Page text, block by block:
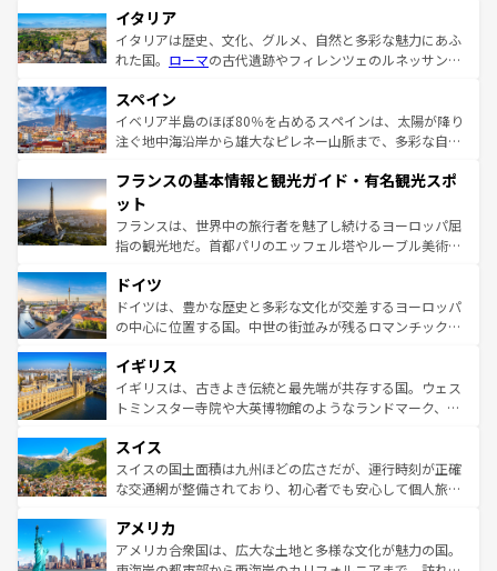
イタリア
イタリアは歴史、文化、グルメ、自然と多彩な魅力にあふ
れた国。 ローマの古代遺跡やフィレンツェのルネッサンス
ろん、トスカーナの美しい田園風景やアマルフィ海岸の絶
景など、自然景観も見逃せない。観光の合間には、本場の
ピザやパスタなど、絶品のイタリア料理を堪能することも
ませてくれるイタリアで、忘れられない旅をしてみよう！
なお、新着のイタリア情報は
しい。
スペイン
イベリア半島のほぼ80％を占めるスペインは、太陽が降り
注ぐ地中海沿岸から雄大なピレネー山脈まで、多彩な自然
文化が根付くこの国では、情熱的なフラメンコ、熱気あふ
れる闘牛、そして美味しいタパスが生活の一部となってい
る。首都マドリードの洗練された雰囲気や、バルセロナの
アートに溢れた街角から、地方では古代ローマ遺跡や中世
せる。地方によって風土や気候が異なるスペインはその個
性で訪れる人を魅了する。 なお、新着のスペイン情報は コ
ンテンツ一覧を参照してほしい。
フランスの基本情報と観光ガイド・有名観光スポ
ット
フランスは、世界中の旅行者を魅了し続けるヨーロッパ屈
指の観光地だ。首都パリのエッフェル塔やルーブル美術館
で、幅広い魅力が詰まっている。華麗な宮殿、歴史的な大
聖堂、美しいビーチ、そして豊かな自然が、訪れる者を心
から魅了する。また、フランスは美食の国としても知ら
いる。シャンパンの発祥地であるランス、プロヴァンスの
香り高いラベンダー畑など、多彩な楽しみ方が可能だ。さ
らに、パリ以外の地域にも魅力が溢れており、どの街角に
れる地方に足を運ぶとそれぞれで全く異なる文化を体験で
きるだろう。 なお、新着のフランス情報はコンテンツ一覧
を参照してほしい。
ドイツ
ドイツは、豊かな歴史と多彩な文化が交差するヨーロッパ
の中心に位置する国。中世の街並みが残るロマンチック街
顔を持つこの国は、どこを歩いても飽きることがない。ベ
ルリンの文化的活気、バイエルン州のアルプスの絶景、そ
してライン川沿いのワイン畑といった風景は必見。ビール
は、お酒好きな人にはぜひ体験してほしい。 なお、新着の
ドイツ情報はコンテンツ一覧を参照してほしい。
イギリス
イギリスは、古きよき伝統と最先端が共存する国。ウェス
トミンスター寺院や大英博物館のようなランドマーク、歴
リアごとに異なる魅力がある。また、優雅なアフタヌーン
ティー、ビール好きにはたまらない英国パブ、サッカー観
戦など、本場だからこそできる体験も豊富。イギリスを旅
ンツ一覧を参照してほしい。
スイス
スイスの国土面積は九州ほどの広さだが、運行時刻が正確
な交通網が整備されており、初心者でも安心して個人旅行
の建物がそのまま残る町や、スイスならではのユニークな
博物館もあり、アルプス観光だけでなく町歩きも満喫する
アメリカ
アメリカ合衆国は、広大な土地と多様な文化が魅力の国。